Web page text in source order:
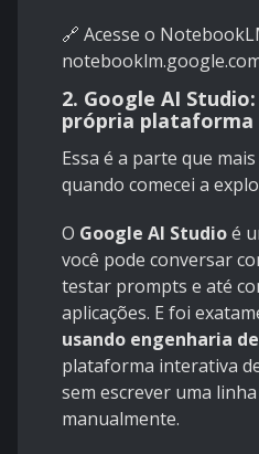
🔗 Acesse o
2. Google AI
própria plataforma
Essa é a parte que
quando comecei a
O Google AI Studioé
você pode conversar
testar prompts e até
aplicações. E foi
usando engenharia
plataforma interativa
sem escrever uma
manualmente.